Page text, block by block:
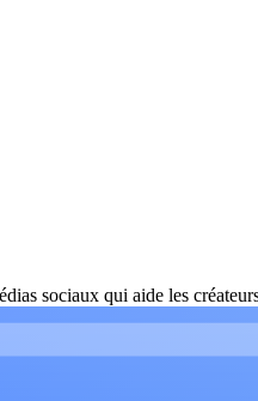
sociaux qui aide les